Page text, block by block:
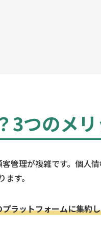
3つのメリ
管理が複雑です。個人
す。
ラットフォームに集約